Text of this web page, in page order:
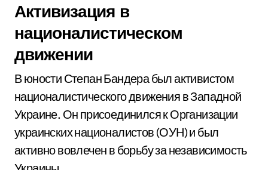
Активизация в
националистическом
движении
В юности Степан Бандера был активистом
националистического движения в Западной
Украине. Он присоединился к Организации
украинских националистов (ОУН) и был
активно вовлечен в борьбу за независимость